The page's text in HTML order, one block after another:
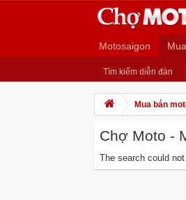
Motosaigon
Tìm kiếm diễn đàn
Mua bán
Chợ Moto -
The search could